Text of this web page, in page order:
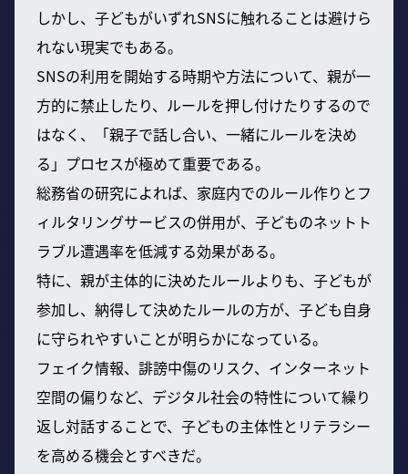
しかし、子どもがいずれSNSに触れることは避けら
れない現実でもある。
SNSの利用を開始する時期や方法について、親が一
方的に禁止したり、ルールを押し付けたりするので
はなく、「親子で話し合い、一緒にルールを決め
る」プロセスが極めて重要である。
総務省の研究によれば、家庭内でのルール作りとフ
ィルタリングサービスの併用が、子どものネットト
ラブル遭遇率を低減する効果がある。
特に、親が主体的に決めたルールよりも、子どもが
参加し、納得して決めたルールの方が、子ども自身
に守られやすいことが明らかになっている。
フェイク情報、誹謗中傷のリスク、インターネット
空間の偏りなど、デジタル社会の特性について繰り
返し対話することで、子どもの主体性とリテラシー
を高める機会とすべきだ。